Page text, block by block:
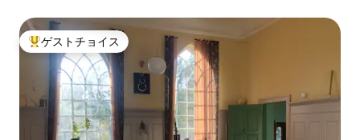
大好評のゲストチョイスです。
ゲストチョイス